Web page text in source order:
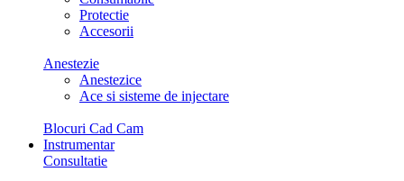
Protectie
Accesorii
Anestezie
Anestezice
Ace si sisteme de injectare
Blocuri Cad Cam
Instrumentar
Consultatie